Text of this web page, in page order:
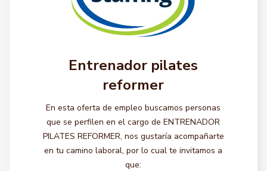
Entrenador pilates
reformer
En esta oferta de empleo buscamos personas
que se perfilen en el cargo de ENTRENADOR
PILATES REFORMER, nos gustaría acompañarte
en tu camino laboral, por lo cual te invitamos a
que: